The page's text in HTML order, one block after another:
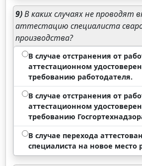
9)В каких случаях не проводят
аттестацию специалиста
производства?
В случае отстранения от
аттестационном
требованию работодателя.
В случае отстранения от
аттестационном
требованию
В случае перехода
специалиста на новое место